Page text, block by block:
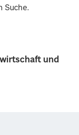
und
Suche.